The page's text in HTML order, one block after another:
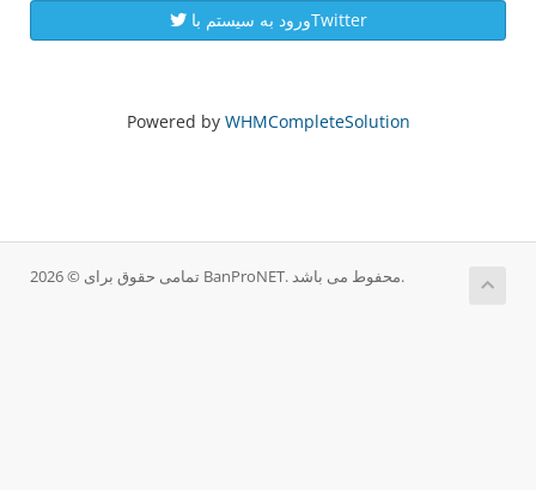
ورود به سیستم باTwitter
Powered by WHMCompleteSolution
تمامی حقوق برای © 2026 BanProNET. محفوط می باشد.